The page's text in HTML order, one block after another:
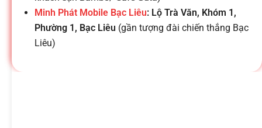
ạ
d
Minh Phát Mobile Bạc Liêu: Lộ Trà Văn, Khóm 1,
Phường 1, Bạc Liêu (gần tượng đài chiến thắng Bạc
Liêu)